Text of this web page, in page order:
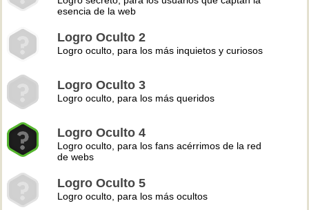
esencia de la web
Logro Oculto 2
Logro oculto, para los más inquietos y curiosos
Logro Oculto 3
Logro oculto, para los más queridos
Logro Oculto 4
Logro oculto, para los fans acérrimos de la red
de webs
Logro Oculto 5
Logro oculto, para los más ocultos